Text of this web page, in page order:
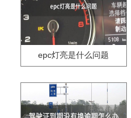
epc灯亮是什么问题